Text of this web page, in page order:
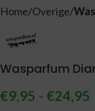
Home Overige
Wasparfum
€9,95 - €24,95